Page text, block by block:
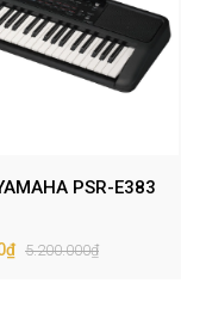
PSR-E383
5.200.000₫